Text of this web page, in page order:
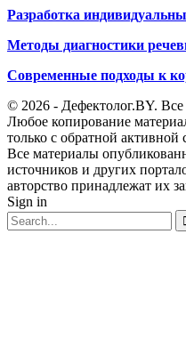
Разработка
Методы диагностики
Современные подходы к
© 2026 - Дефектолог.BY.
Любое копирование
только с обратной активной
Все материалы
источников и других
авторство принадлежат их
Sign in